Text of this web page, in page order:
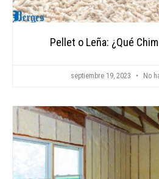
Pellet o Leña: ¿Qué
septiembre 19, 2023 No